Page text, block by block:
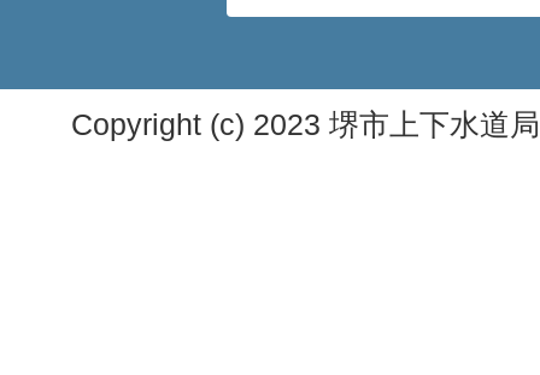
Copyright (c) 2023 堺市上下水道